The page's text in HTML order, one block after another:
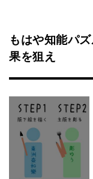
もはや知能パ
果を狙え